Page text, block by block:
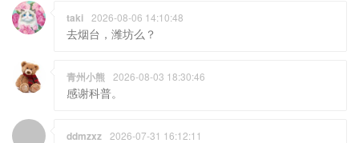
taki 2026-08-06 14:10:48
去烟台，潍坊么？
青州小熊 2026-08-03 18:30:46
感谢科普。
ddmzxz 2026-07-31 16:12:11